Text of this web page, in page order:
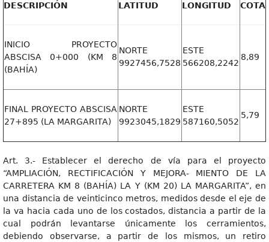
DESCRIPCIÓN LATITUD LONGITUD COTA
INICIO PROYECTO
ABSCISA 0+000 (KM 8
(BAHÍA)
NORTE
9927456,7528
ESTE
566208,2242
8,89
FINAL PROYECTO ABSCISA
27+895 (LA MARGARITA)
NORTE
9923045,1829
ESTE
587160,5052
5,79
Art. 3.- Establecer el derecho de vía para el proyecto
“AMPLIACIÓN, RECTIFICACIÓN Y MEJORA- MIENTO DE LA
CARRETERA KM 8 (BAHÍA) LA Y (KM 20) LA MARGARITA”, en
una distancia de veinticinco metros, medidos desde el eje de
la va hacia cada uno de los costados, distancia a partir de la
cual podrán levantarse únicamente los cerramientos,
debiendo observarse, a partir de los mismos, un retiro